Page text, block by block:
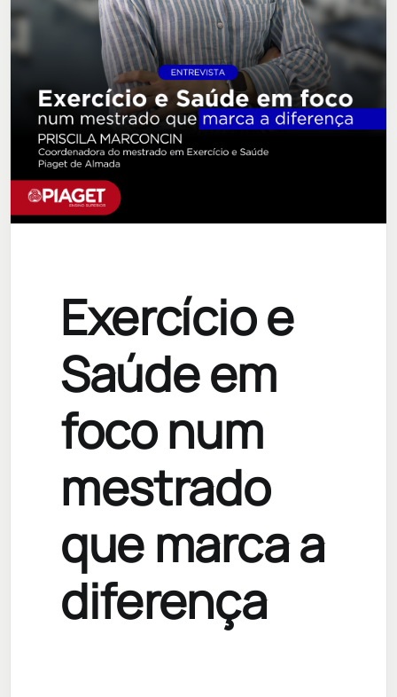
COMUNIDADE ACADÉMICA
Pesquisar
Exercício e
Saúde em
foco num
mestrado
que marca a
diferença